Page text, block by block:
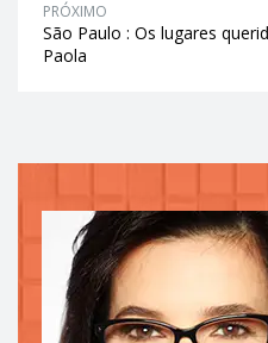
PRÓXIMO
São Paulo : Os lugares
Paola